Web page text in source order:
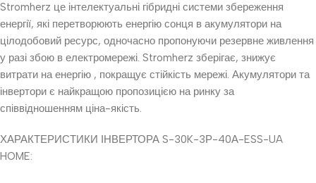
Stromherz це інтелектуальні гібридні системи збереження
енергії, які перетворюють енергію сонця в акумулятори на
цілодобовий ресурс, одночасно пропонуючи резервне живлення
у разі збою в електромережі. Stromherz зберігає, знижує
витрати на енергію , покращує стійкість мережі. Акумулятори та
інвертори є найкращою пропозицією на ринку за
співвідношенням ціна-якість.
ХАРАКТЕРИСТИКИ ІНВЕРТОРА S-30K-3Р-40А-ESS-UA
HOME: